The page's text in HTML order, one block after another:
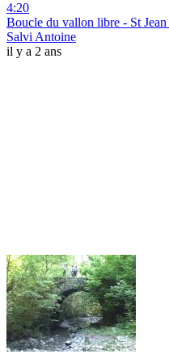
4:20
Boucle du vallon libre - St
Salvi Antoine
il y a 2 ans